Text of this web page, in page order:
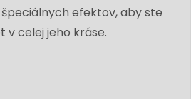
efektov, aby ste
v celej jeho kráse.